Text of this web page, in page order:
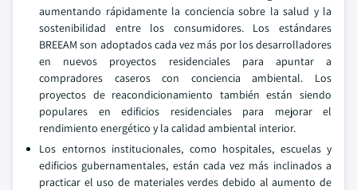
aumentando rápidamente la conciencia sobre la salud y la
sostenibilidad entre los consumidores. Los estándares
BREEAM son adoptados cada vez más por los desarrolladores
en nuevos proyectos residenciales para apuntar a
compradores caseros con conciencia ambiental. Los
proyectos de reacondicionamiento también están siendo
populares en edificios residenciales para mejorar el
rendimiento energético y la calidad ambiental interior.
Los entornos institucionales, como hospitales, escuelas y
edificios gubernamentales, están cada vez más inclinados a
practicar el uso de materiales verdes debido al aumento de